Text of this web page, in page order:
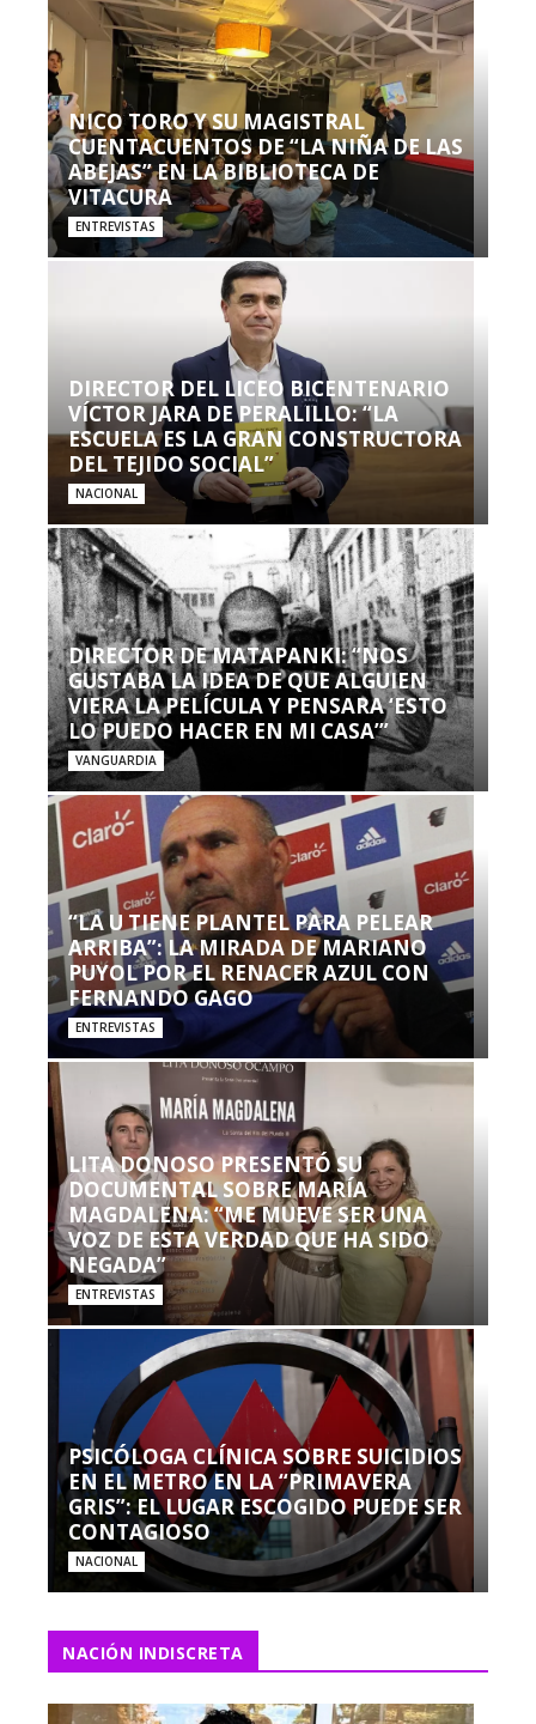
NICO TORO Y SU MAGISTRAL
CUENTACUENTOS DE “LA NIÑA DE LAS
ABEJAS” EN LA BIBLIOTECA DE
VITACURA
ENTREVISTAS
DIRECTOR DEL LICEO BICENTENARIO
VÍCTOR JARA DE PERALILLO: “LA
ESCUELA ES LA GRAN CONSTRUCTORA
DEL TEJIDO SOCIAL”
NACIONAL
DIRECTOR DE MATAPANKI: “NOS
GUSTABA LA IDEA DE QUE ALGUIEN
VIERA LA PELÍCULA Y PENSARA ‘ESTO
LO PUEDO HACER EN MI CASA’”
VANGUARDIA
“LA U TIENE PLANTEL PARA PELEAR
ARRIBA”: LA MIRADA DE MARIANO
PUYOL POR EL RENACER AZUL CON
FERNANDO GAGO
ENTREVISTAS
LITA DONOSO PRESENTÓ SU
DOCUMENTAL SOBRE MARÍA
MAGDALENA: “ME MUEVE SER UNA
VOZ DE ESTA VERDAD QUE HA SIDO
NEGADA”
ENTREVISTAS
PSICÓLOGA CLÍNICA SOBRE SUICIDIOS
EN EL METRO EN LA “PRIMAVERA
GRIS”: EL LUGAR ESCOGIDO PUEDE SER
CONTAGIOSO
NACIONAL
NACIÓN INDISCRETA